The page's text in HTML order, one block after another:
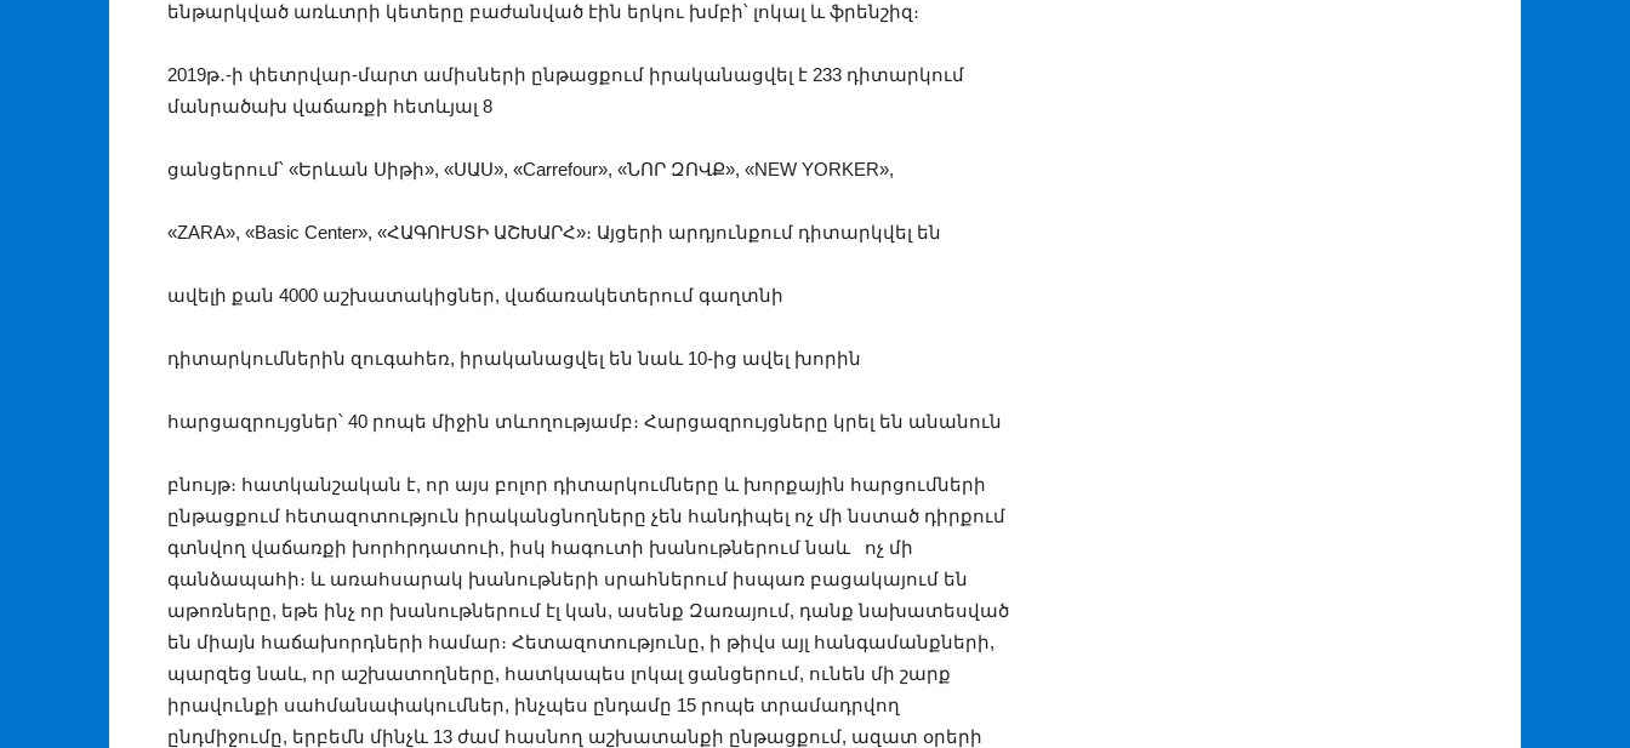
ենթարկված առևտրի կետերը բաժանված էին երկու խմբի՝ լոկալ և ֆրենշիզ։
2019թ․-ի փետրվար-մարտ ամիսների ընթացքում իրականացվել է 233 դիտարկում
մանրածախ վաճառքի հետևյալ 8
ցանցերում՝ «Երևան Սիթի», «ՍԱՍ», «Carrefour», «ՆՈՐ ԶՈՎՔ», «NEW YORKER»,
«ZARA», «Basic Center», «ՀԱԳՈՒՍՏԻ ԱՇԽԱՐՀ»։ Այցերի արդյունքում դիտարկվել են
ավելի քան 4000 աշխատակիցներ, վաճառակետերում գաղտնի
դիտարկումներին զուգահեռ, իրականացվել են նաև 10-ից ավել խորին
հարցազրույցներ՝ 40 րոպե միջին տևողությամբ։ Հարցազրույցները կրել են անանուն
բնույթ։ հատկանշական է, որ այս բոլոր դիտարկումները և խորքային հարցումների
ընթացքում հետազոտություն իրականցնողները չեն հանդիպել ոչ մի նստած դիրքում
գտնվող վաճառքի խորհրդատուի, իսկ հագուտի խանութներում նաև ոչ մի
գանձապահի։ և առահսարակ խանութների սրահներում իսպառ բացակայում են
աթոռները, եթե ինչ որ խանութներում էլ կան, ասենք Զառայում, դանք նախատեսված
են միայն հաճախորդների համար։ Հետազոտությունը, ի թիվս այլ հանգամանքների,
պարզեց նաև, որ աշխատողները, հատկապես լոկալ ցանցերում, ունեն մի շարք
իրավունքի սահմանափակումներ, ինչպես ընդամը 15 րոպե տրամադրվող
ընդմիջումը, երբեմն մինչև 13 ժամ հասնող աշխատանքի ընթացքում, ազատ օրերի